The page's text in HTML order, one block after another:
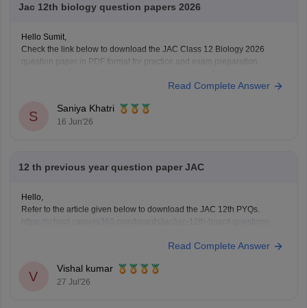
Jac 12th biology question papers 2026
Hello Sumit,
Check the link below to download the JAC Class 12 Biology 2026
question paper in PDF format for practice and exam preparation.
Read Complete Answer
S
Saniya Khatri
16 Jun'26
12 th previous year question paper JAC
Hello,
Refer to the article given below to download the JAC 12th PYQs.
https://school.careers360.com/boards/jac/jac-12th-board-questions-
Read Complete Answer
V
Vishal kumar
27 Jul'26